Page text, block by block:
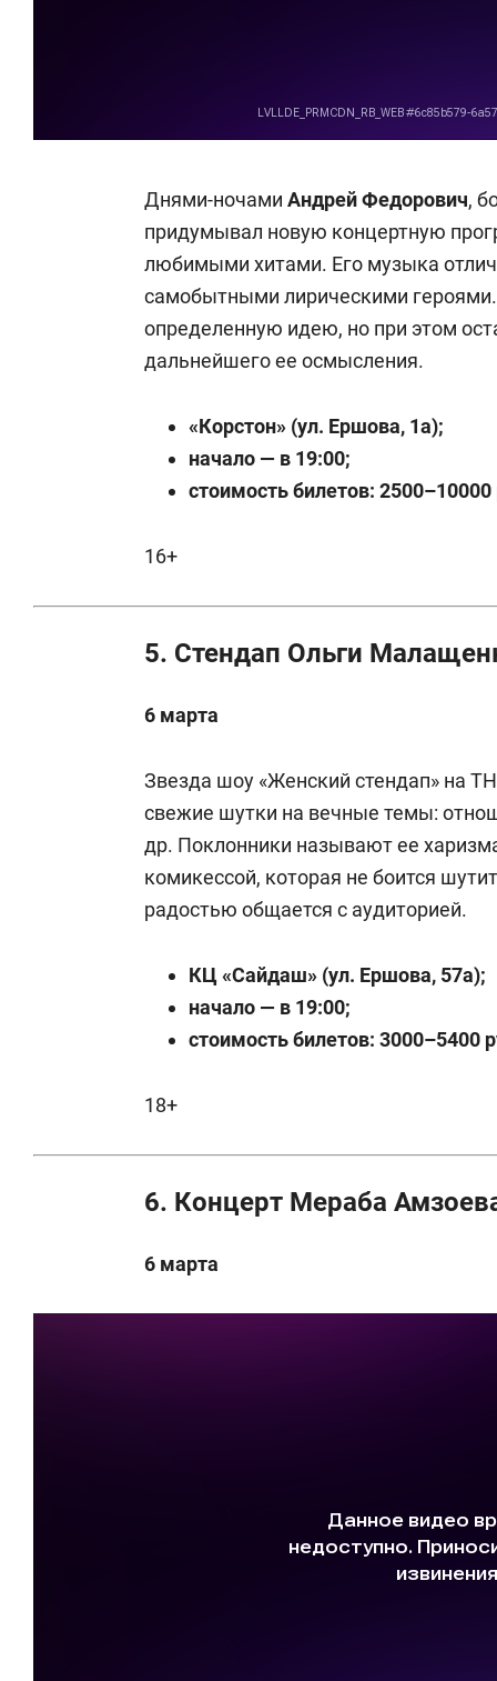
Днями-ночами Андрей Федорович,
придумывал новую концертную
любимыми хитами. Его музыка
самобытными лирическими
определенную идею, но при этом
дальнейшего ее осмысления.
«Корстон» (ул. Ершова, 1а);
начало — в 19:00;
стоимость билетов: 2500–10000
16+
5. Стендап Ольги
6 марта
Звезда шоу «Женский стендап» на
свежие шутки на вечные темы:
др. Поклонники называют ее
комикессой, которая не боится
радостью общается с аудиторией.
КЦ «Сайдаш» (ул. Ершова, 57а);
начало — в 19:00;
стоимость билетов: 3000–5400
18+
6. Концерт Мераба
6 марта